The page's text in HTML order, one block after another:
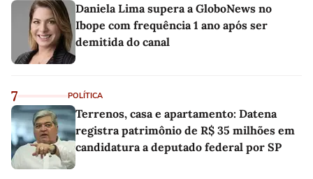
Daniela Lima supera a GloboNews no
Ibope com frequência 1 ano após ser
demitida do canal
7 POLÍTICA
Terrenos, casa e apartamento: Datena
registra patrimônio de R$ 35 milhões em
candidatura a deputado federal por SP